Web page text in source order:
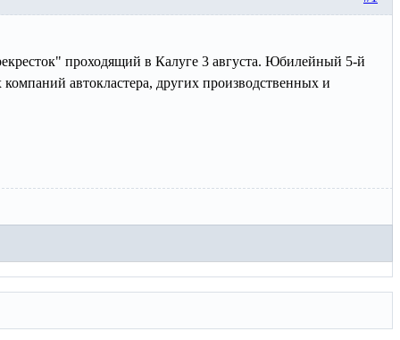
проходящий в Калуге 3 августа. Юбилейный 5-й
автокластера, других производственных и